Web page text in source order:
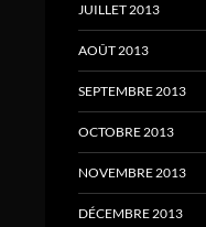
JUILLET 2013
AOÛT 2013
SEPTEMBRE 2013
OCTOBRE 2013
NOVEMBRE 2013
DÉCEMBRE 2013